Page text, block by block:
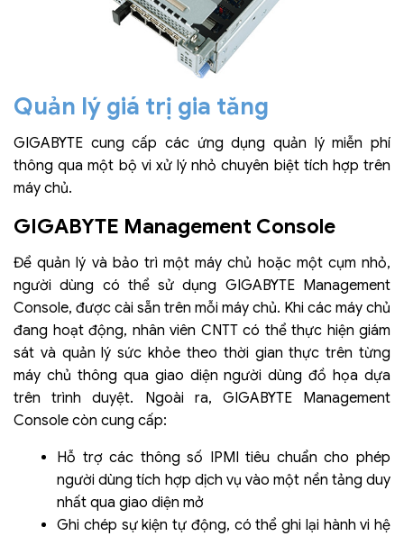
Quản lý giá trị gia tăng
GIGABYTE cung cấp các ứng dụng quản lý miễn phí
thông qua một bộ vi xử lý nhỏ chuyên biệt tích hợp trên
máy chủ.
GIGABYTE Management Console
Để quản lý và bảo trì một máy chủ hoặc một cụm nhỏ,
người dùng có thể sử dụng GIGABYTE Management
Console, được cài sẵn trên mỗi máy chủ. Khi các máy chủ
đang hoạt động, nhân viên CNTT có thể thực hiện giám
sát và quản lý sức khỏe theo thời gian thực trên từng
máy chủ thông qua giao diện người dùng đồ họa dựa
trên trình duyệt. Ngoài ra, GIGABYTE Management
Console còn cung cấp:
Hỗ trợ các thông số IPMI tiêu chuẩn cho phép
người dùng tích hợp dịch vụ vào một nền tảng duy
nhất qua giao diện mở
Ghi chép sự kiện tự động, có thể ghi lại hành vi hệ